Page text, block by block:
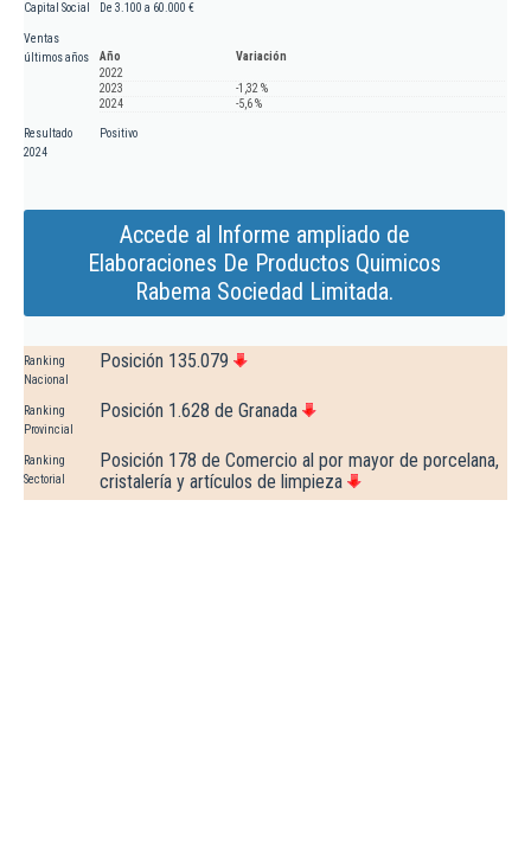
Capital Social De 3.100 a 60.000 €
Ventas
últimos años
Año
Variación
2022
2023
-1,32 %
2024
-5,6 %
Resultado
2024
Positivo
Accede al Informe ampliado de
Elaboraciones De Productos Quimicos
Rabema Sociedad Limitada.
Ranking
Nacional
Posición 135.079
Ranking
Provincial
Posición 1.628 de Granada
Ranking
Sectorial
Posición 178 de Comercio al por mayor de porcelana,
cristalería y artículos de limpieza